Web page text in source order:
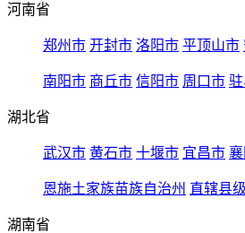
河南省
郑州市 开封市 洛阳市 平顶山市
南阳市 商丘市 信阳市 周口市
湖北省
武汉市 黄石市 十堰市 宜昌市
恩施土家族苗族自治州 直辖县级
湖南省